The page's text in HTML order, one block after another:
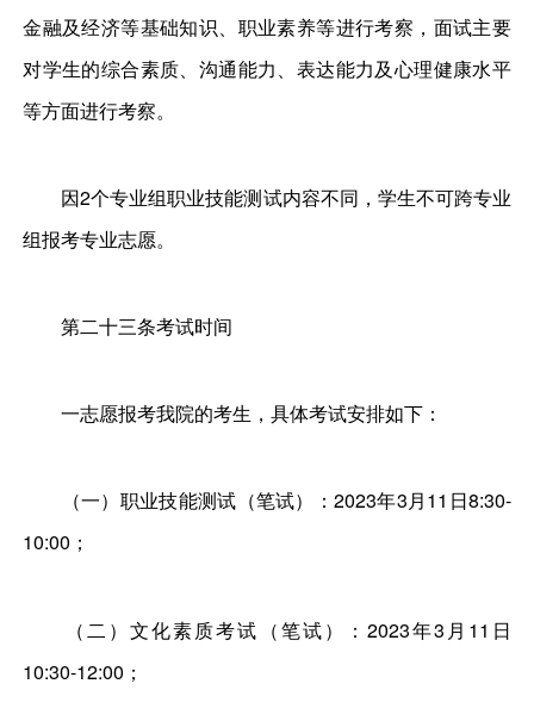
金融及经济等基础知识、职业素养等进行考察，面试主要
对学生的综合素质、沟通能力、表达能力及心理健康水平
等方面进行考察。
因2个专业组职业技能测试内容不同，学生不可跨专业
组报考专业志愿。
第二十三条考试时间
一志愿报考我院的考生，具体考试安排如下：
（一）职业技能测试（笔试）：2023年3月11日8:30-
10:00；
（二）文化素质考试（笔试）：2023年3月11日
10:30-12:00；